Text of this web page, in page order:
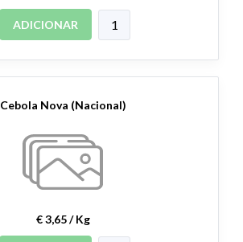
ADICIONAR
Cebola Nova (Nacional)
€ 3,65 / Kg